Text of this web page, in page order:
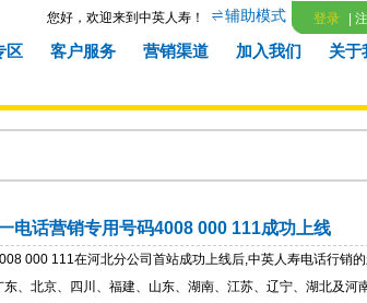
您好，欢迎来到中英人寿！ 辅助模式 登录
区 客户服务 营销渠道 加入我们 关于
电话营销专用号码4008 000 111成功上线
000 111在河北分公司首站成功上线后,中英人寿电话行销
、北京、四川、福建、山东、湖南、江苏、辽宁、湖北及河